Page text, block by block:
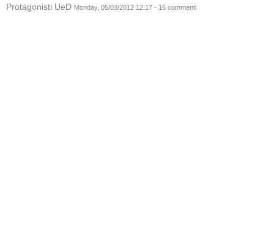
Protagonisti UeD Monday, 05/03/2012 12:17 - 16 commenti